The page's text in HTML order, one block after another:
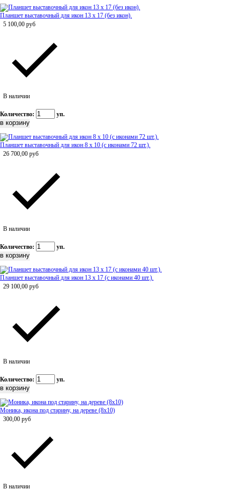
Планшет выставочный для икон 13 х 17 (без икон).
5 100,00 руб
В наличии
Количество: уп.
Планшет выставочный для икон 8 х 10 (с иконами 72 шт.).
26 700,00 руб
В наличии
Количество: уп.
Планшет выставочный для икон 13 х 17 (с иконами 40 шт.).
29 100,00 руб
В наличии
Количество: уп.
Моника, икона под старину, на дереве (8x10)
300,00 руб
В наличии